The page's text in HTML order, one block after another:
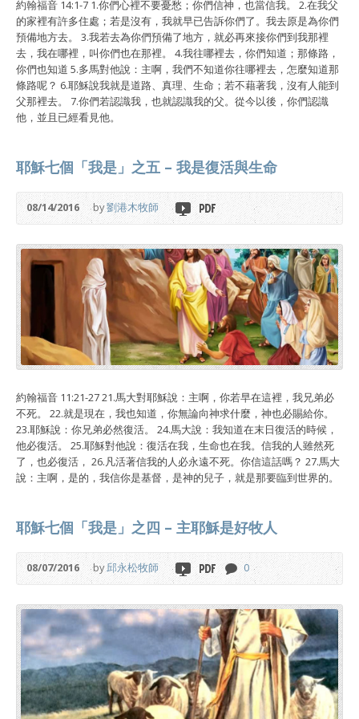
約翰福音 14:1-7 1.你們心裡不要憂愁；你們信神，也當信我。 2.在我父
的家裡有許多住處；若是沒有，我就早已告訴你們了。我去原是為你們
預備地方去。 3.我若去為你們預備了地方，就必再來接你們到我那裡
去，我在哪裡，叫你們也在那裡。 4.我往哪裡去，你們知道；那條路，
你們也知道 5.多馬對他說：主啊，我們不知道你往哪裡去，怎麼知道那
條路呢？ 6.耶穌說我就是道路、真理、生命；若不藉著我，沒有人能到
父那裡去。 7.你們若認識我，也就認識我的父。從今以後，你們認識
他，並且已經看見他。
耶穌七個「我是」之五 – 我是復活與生命
08/14/2016 by劉港木牧師
約翰福音 11:21-27 21.馬大對耶穌說：主啊，你若早在這裡，我兄弟必
不死。 22.就是現在，我也知道，你無論向神求什麼，神也必賜給你。
23.耶穌說：你兄弟必然復活。 24.馬大說：我知道在末日復活的時候，
他必復活。 25.耶穌對他說：復活在我，生命也在我。信我的人雖然死
了，也必復活， 26.凡活著信我的人必永遠不死。你信這話嗎？ 27.馬大
說：主啊，是的，我信你是基督，是神的兒子，就是那要臨到世界的。
耶穌七個「我是」之四 – 主耶穌是好牧人
08/07/2016 by邱永松牧師 0